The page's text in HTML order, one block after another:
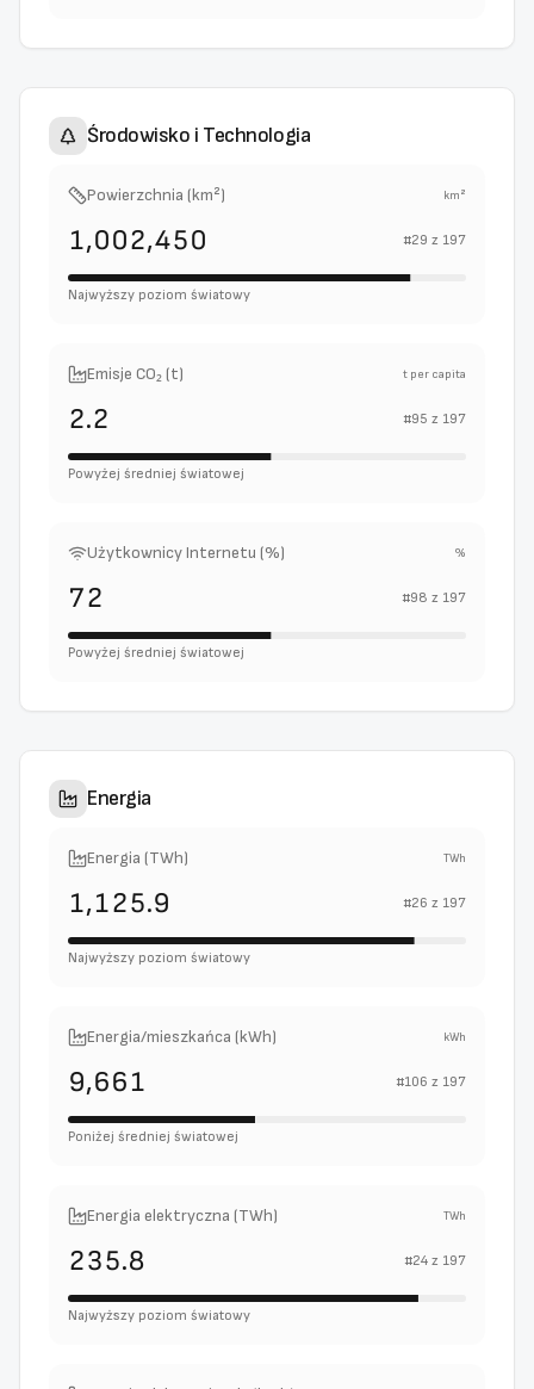
Środowisko i Technologia
Powierzchnia (km²) km²
1,002,450 #29 z 197
Najwyższy poziom światowy
Emisje CO₂ (t) t per capita
2.2 #95 z 197
Powyżej średniej światowej
Użytkownicy Internetu (%) %
72 #98 z 197
Powyżej średniej światowej
Energia
Energia (TWh) TWh
1,125.9 #26 z 197
Najwyższy poziom światowy
Energia/mieszkańca (kWh) kWh
9,661 #106 z 197
Poniżej średniej światowej
Energia elektryczna (TWh) TWh
235.8 #24 z 197
Najwyższy poziom światowy